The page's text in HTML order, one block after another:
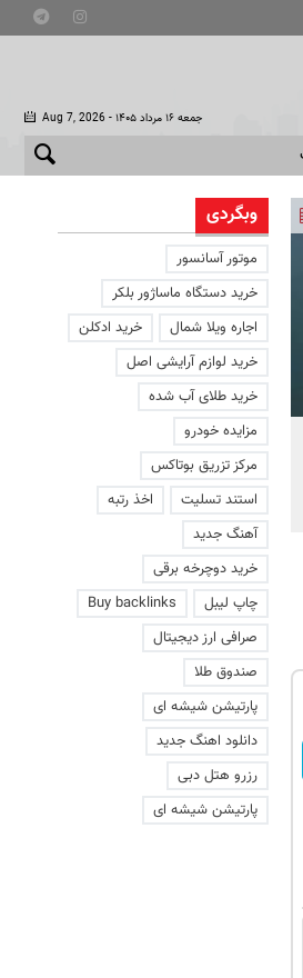
Aug 7, 2026 - جمعه ۱۶ مرداد ۱۴۰۵
افشای اطلاعات برای ترور
بارون ترامپ | ماجرای قرار
عاشقانه با یک زن
وبگردی
موتور آسانسور
خرید دستگاه ماساژور بلکر
اجاره ویلا شمال
خرید ادکلن
خرید لوازم آرایشی اصل
خرید طلای آب شده
مزایده خودرو
مرکز تزریق بوتاکس
استند تسلیت
اخذ رتبه
آهنگ جدید
خرید دوچرخه برقی
چاپ لیبل
Buy backlinks
صرافی ارز دیجیتال
صندوق طلا
پارتیشن شیشه ای
دانلود اهنگ جدید
رزرو هتل دبی
پارتیشن شیشه ای